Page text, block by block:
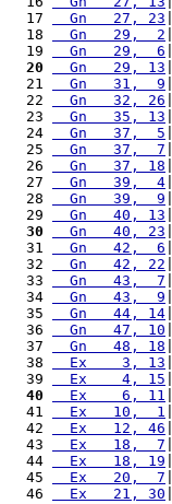
  17
  Gn   27, 23
  18
  Gn   29,  2
  19
  Gn   29,  6
  20
  Gn   29, 13
  21
  Gn   31,  9
  22
  Gn   32, 26
  23
  Gn   35, 13
  24
  Gn   37,  5
  25
  Gn   37,  7
  26
  Gn   37, 18
  27
  Gn   39,  4
  28
  Gn   39,  9
  29
  Gn   40, 13
  30
  Gn   40, 23
  31
  Gn   42,  6
  32
  Gn   42, 22
  33
  Gn   43,  7
  34
  Gn   43,  9
  35
  Gn   44, 14
  36
  Gn   47, 10
  37
  Gn   48, 18
  38
  Ex    3, 13
  39
  Ex    4, 15
  40
  Ex    6, 11
  41
  Ex   10,  1
  42
  Ex   12, 46
  43
  Ex   18,  7
  44
  Ex   18, 19
  45
  Ex   20,  7
  46
  Ex   21, 30